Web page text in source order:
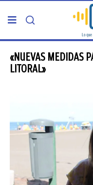
PORTADA
CANARIAS
5ª COLUMNA
«NUEVAS MEDIDAS
LITORAL»